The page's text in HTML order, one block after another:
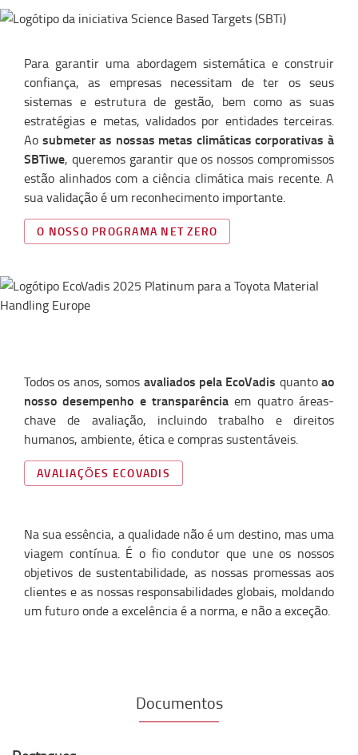
Para garantir uma abordagem sistemática e construir
confiança, as empresas necessitam de ter os seus
sistemas e estrutura de gestão, bem como as suas
estratégias e metas, validados por entidades terceiras.
Ao submeter as nossas metas climáticas corporativas à
SBTiwe, queremos garantir que os nossos compromissos
estão alinhados com a ciência climática mais recente. A
sua validação é um reconhecimento importante.
O NOSSO PROGRAMA NET ZERO
Todos os anos, somos avaliados pela EcoVadis quantoao
nosso desempenho e transparência em quatro áreas-
chave de avaliação, incluindo trabalho e direitos
humanos, ambiente, ética e compras sustentáveis.
AVALIAÇÕES ECOVADIS
Na sua essência, a qualidade não é um destino, mas uma
viagem contínua. É o fio condutor que une os nossos
objetivos de sustentabilidade, as nossas promessas aos
clientes e as nossas responsabilidades globais, moldando
um futuro onde a excelência é a norma, e não a exceção.
Documentos